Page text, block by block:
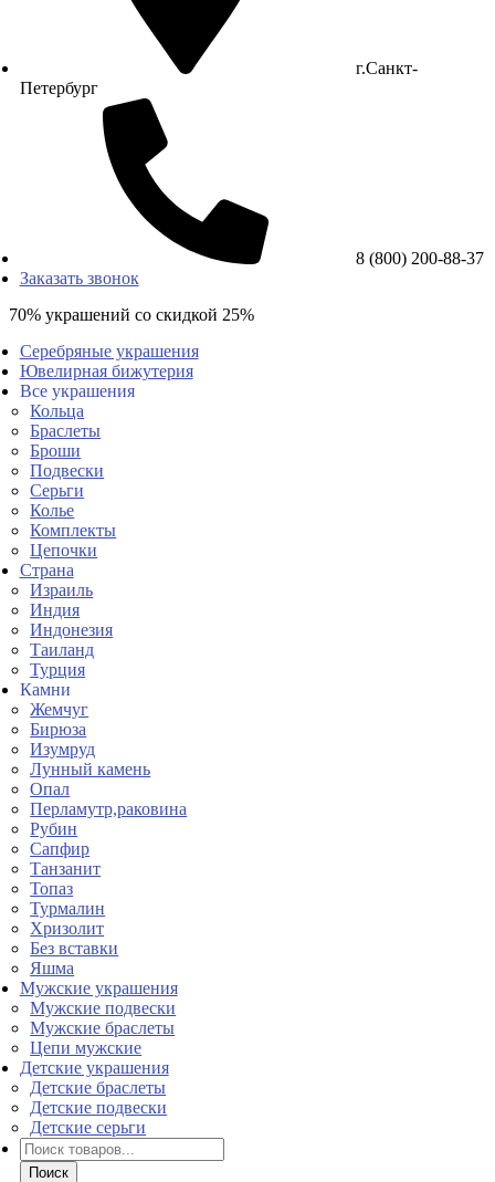
г.Санкт-
Петербург
8 (800) 200-88-37
Заказать звонок
70% украшений со скидкой 25%
Серебряные украшения
Ювелирная бижутерия
Все украшения
Кольца
Браслеты
Броши
Подвески
Серьги
Колье
Комплекты
Цепочки
Страна
Израиль
Индия
Индонезия
Таиланд
Турция
Камни
Жемчуг
Бирюза
Изумруд
Лунный камень
Опал
Перламутр,раковина
Рубин
Сапфир
Танзанит
Топаз
Турмалин
Хризолит
Без вставки
Яшма
Мужские украшения
Мужские подвески
Мужские браслеты
Цепи мужские
Детские украшения
Детские браслеты
Детские подвески
Детские серьги
Поиск
товаров
Поиск